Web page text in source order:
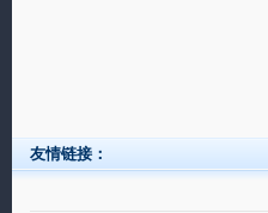
友情链接：